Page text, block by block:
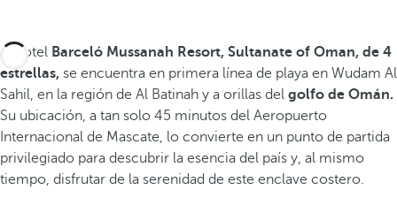
El hotel Barceló Mussanah Resort, Sultanate of Oman, de 4
estrellas, se encuentra en primera línea de playa en Wudam Al
Sahil, en la región de Al Batinah y a orillas del golfo de Omán.
Su ubicación, a tan solo 45 minutos del Aeropuerto
Internacional de Mascate, lo convierte en un punto de partida
privilegiado para descubrir la esencia del país y, al mismo
tiempo, disfrutar de la serenidad de este enclave costero.